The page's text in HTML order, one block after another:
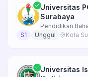
Universitas
Surabaya
Pendidikan
S1 Unggul Kota
Universitas